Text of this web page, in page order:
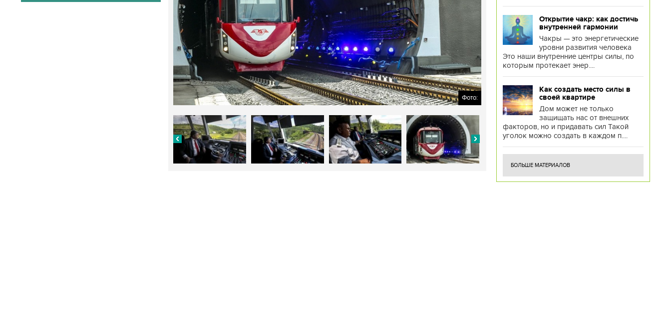
Фото:
Открытие чакр: как достичь
внутренней гармонии
Чакры — это энергетические
уровни развития человека
Это наши внутренние центры силы, по
которым протекает энер....
Как создать место силы в
своей квартире
Дом может не только
защищать нас от внешних
факторов, но и придавать сил Такой
уголок можно создать в каждом п....
БОЛЬШЕ МАТЕРИАЛОВ